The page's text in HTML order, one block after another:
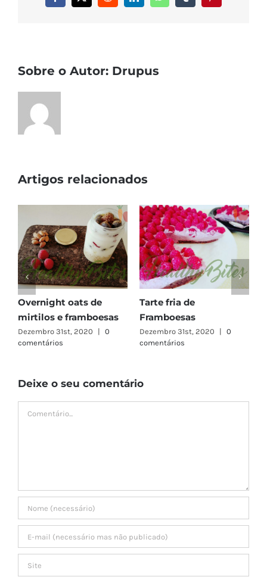
Sobre o Autor: Drupus
Artigos relacionados
Overnight oats de
mirtilos e framboesas
Dezembro 31st, 2020 |
0
comentários
Tarte fria de
Framboesas
Dezembro 31st, 2020 |
0
comentários
Deixe o seu comentário
Comment